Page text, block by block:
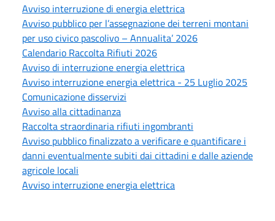
Avviso interruzione di energia elettrica
Avviso pubblico per l’assegnazione dei terreni montani
per uso civico pascolivo – Annualita’ 2026
Calendario Raccolta Rifiuti 2026
Avviso di interruzione energia elettrica
Avviso interruzione energia elettrica - 25 Luglio 2025
Comunicazione disservizi
Avviso alla cittadinanza
Raccolta straordinaria rifiuti ingombranti
Avviso pubblico finalizzato a verificare e quantificare i
danni eventualmente subiti dai cittadini e dalle aziende
agricole locali
Avviso interruzione energia elettrica